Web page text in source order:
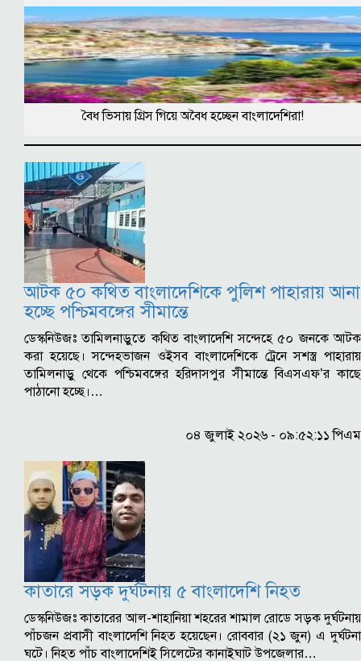
বৈধ ভিসায় গ্রিস গিয়ে অবৈধ হচ্ছেন বাংলাদেশিরা!
আটক ৫০ কথিত বাংলাদেশিকে পুলিশ পাহারায় আনা
হচ্ছে পশ্চিমবঙ্গের সীমান্তে
ডেস্কনিউজঃ তামিলনাড়ুতে কথিত বাংলাদেশি সন্দেহে ৫০ জনকে আটক
করা হয়েছে। সন্দেহভাজন ওইসব বাংলাদেশিকে ট্রেনে সশস্ত্র পাহারায়
তামিলনাড়ু থেকে পশ্চিমবঙ্গের হরিদাসপুর সীমান্তে বিএসএফ’র কাছে
পাঠানো হচ্ছে।…
০৪ জুলাই ২০২৬ - ০৯:৫২:১১ পিএম
কাতারে সড়ক দুর্ঘটনায় ৫ বাংলাদেশি নিহত
ডেস্কনিউজঃ কাতারের আল-শাহানিয়া শহরের শামাল রোডে সড়ক দুর্ঘটনায়
পাঁচজন প্রবাসী বাংলাদেশি নিহত হয়েছেন। রোববার (২১ জুন) এ দুর্ঘটনা
ঘটে। নিহত পাঁচ বাংলাদেশিই সিলেটের কানাইঘাট উপজেলার…